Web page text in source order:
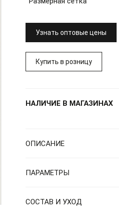
Узнать оптовые цены
Купить в розницу
НАЛИЧИЕ В МАГАЗИНАХ
ОПИСАНИЕ
ПАРАМЕТРЫ
СОСТАВ И УХОД